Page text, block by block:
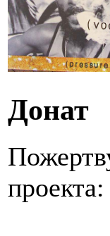
Донат
проекта: